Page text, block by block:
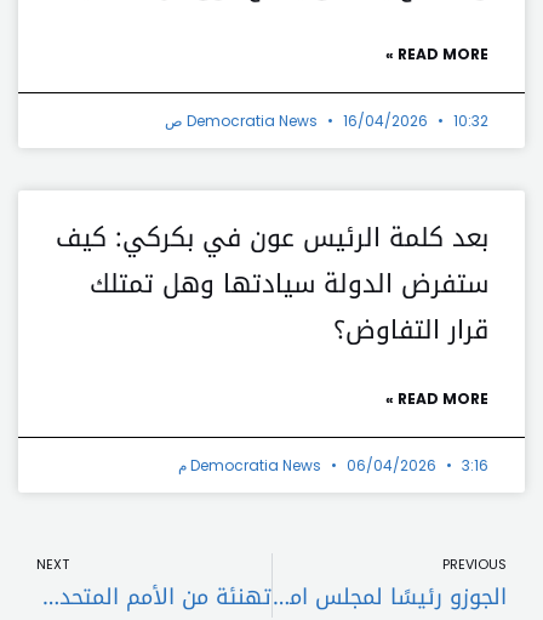
READ MORE »
Democratia News 16/04/2026 10:32 ص
بعد كلمة الرئيس عون في بكركي: كيف
ستفرض الدولة سيادتها وهل تمتلك
قرار التفاوض؟
READ MORE »
Democratia News 06/04/2026 3:16 م
PREVIOUS
الجوزو رئيسًا لمجلس امناء صندوق الزكاة
NEXT
تهنئة من الأمم المتحدة إلى لبنان… والسبب؟